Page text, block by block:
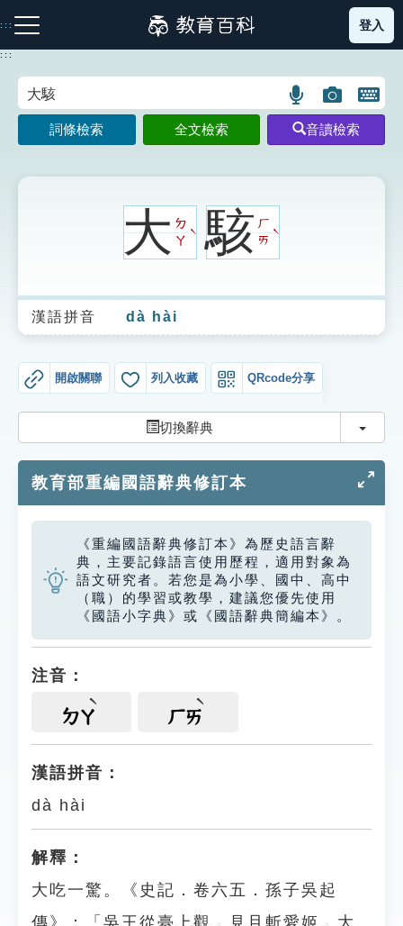
到
主
:::
注音索引圖示 筆畫索引圖示 部首索引表圖示
生字詞彙表
成語故事
索引選單
單字索引
生命大百科索引
遊戲專區
教學應用
貓頭鷹博士
登入
:::
語
言
搜
圖
片
搜
開
鍵
圖
詞條檢索 全文檢索 音讀檢索
大ㄉ
ㄚ
ˋ 駭ㄏ
ㄞ
ˋ
漢語拼音 dà hài
開啟關聯 列入收藏 QRcode分享
切換辭典 切換
教育部重編國語辭典修訂本
《重編國語辭典修訂本》為歷史語言辭
典，主要記錄語言使用歷程，適用對象為
語文研究者。若您是為小學、國中、高中
（職）的學習或教學，建議您優先使用
《國語小字典》或《國語辭典簡編本》。
注音：
ㄉㄚ ㄏㄞ
漢語拼音：
dà hài
解釋：
大吃一驚。《史記．卷六五．孫子吳起
傳》：「吳王從臺上觀，見且斬愛姬，大